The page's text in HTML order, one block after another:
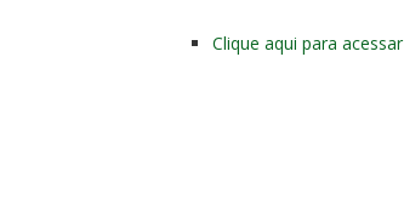
Clique aqui para acessar